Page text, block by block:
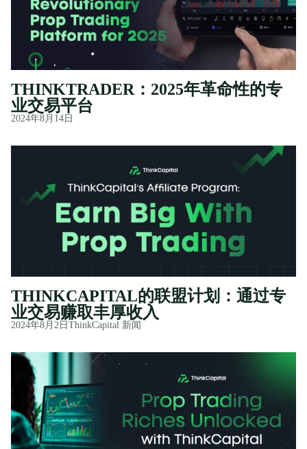
THINKTRADER：2025年革命性的专
业交易平台
2024年8月14日
THINKCAPITAL的联盟计划：通过专
业交易赚取丰厚收入
2024年8月2日 ThinkCapital 新闻